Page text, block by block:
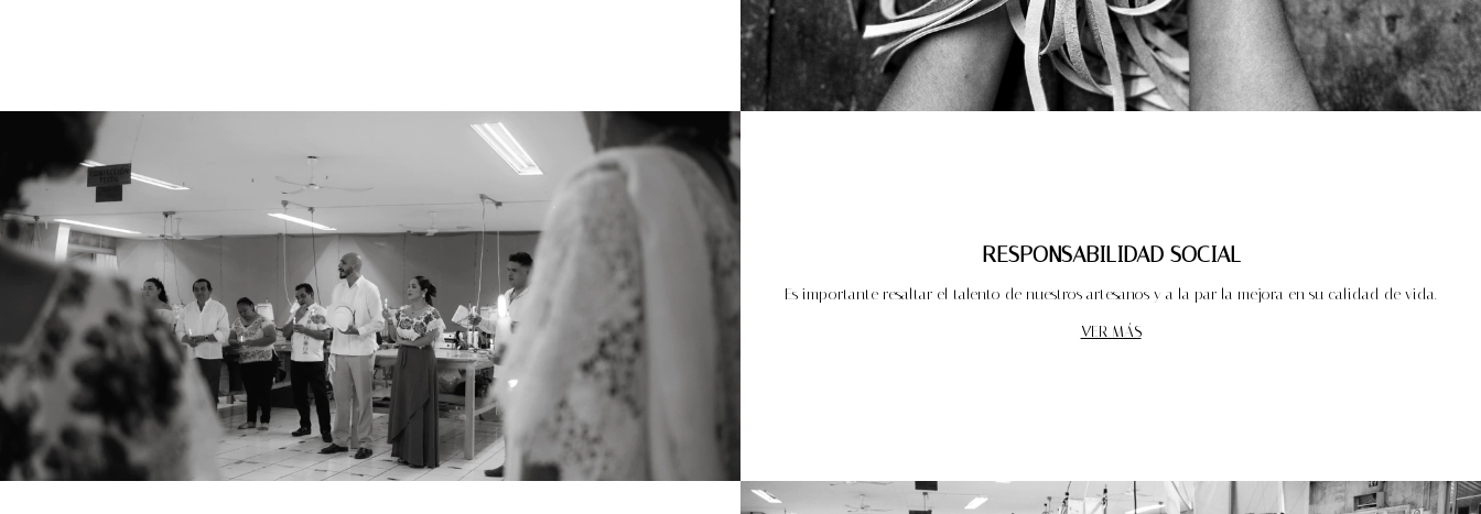
RESPONSABILIDAD SOCIAL
Es importante resaltar el talento de nuestros artesanos y a la par la mejora en su calidad de vida.
VER MÁS